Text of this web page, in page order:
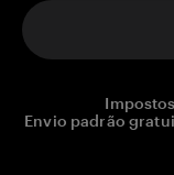
Envio padrão